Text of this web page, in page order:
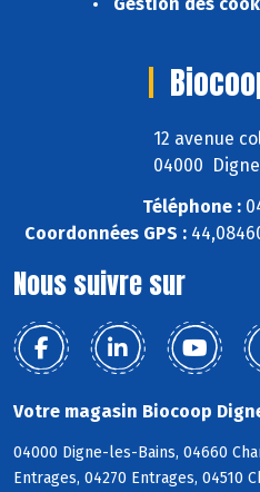
12 avenue
04000
Téléphone :
Coordonnées GPS :
Nous suivre sur
Votre magasin Biocoop
04000 Digne-les-Bains, 04660
Entrages, 04270 Entrages, 04510